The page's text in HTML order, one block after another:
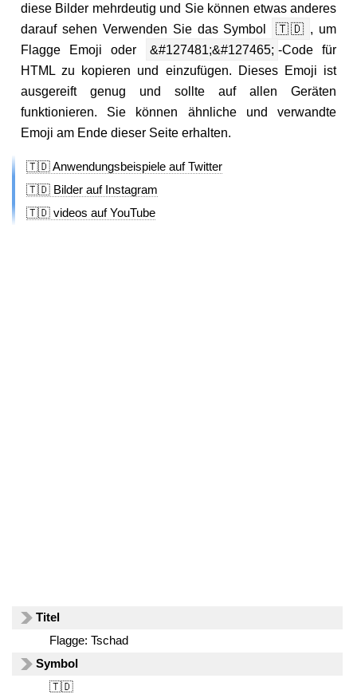
diese Bilder mehrdeutig und Sie können etwas anderes
darauf sehen Verwenden Sie das Symbol
🇹🇩 , um
Flagge Emoji oder
&#127481;&#127465; -Code für
HTML zu kopieren und einzufügen. Dieses Emoji ist
ausgereift genug und sollte auf allen Geräten
funktionieren. Sie können ähnliche und verwandte
Emoji am Ende dieser Seite erhalten.
🇹🇩 Anwendungsbeispiele auf Twitter
🇹🇩 Bilder auf Instagram
🇹🇩 videos auf YouTube
Titel
Flagge: Tschad
Symbol
🇹🇩